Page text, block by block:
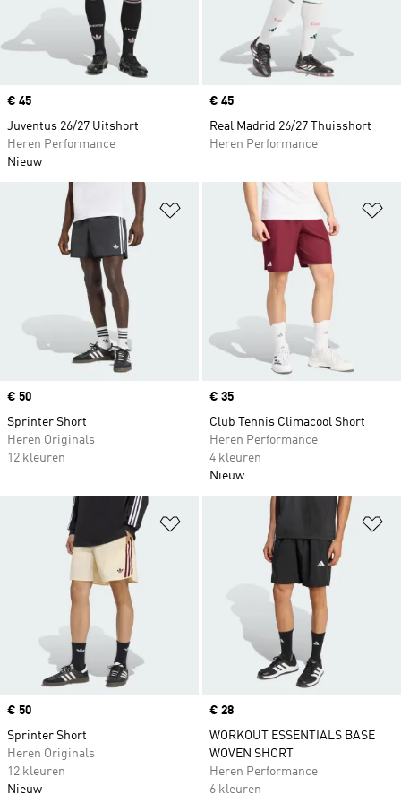
Price
€ 45
Juventus 26/27 Uitshort
Heren Performance
Nieuw
Price
€ 45
Real Madrid 26/27 Thuisshort
Heren Performance
Op verlanglijst zetten
Price
€ 50
Sprinter Short
Heren Originals
12 kleuren
Price
€ 35
Club Tennis Climacool Short
Heren Performance
4 kleuren
Nieuw
Op verlanglijst zetten
Price
€ 50
Sprinter Short
Heren Originals
12 kleuren
Nieuw
Price
€ 28
WORKOUT ESSENTIALS BASE
WOVEN SHORT
Heren Performance
6 kleuren